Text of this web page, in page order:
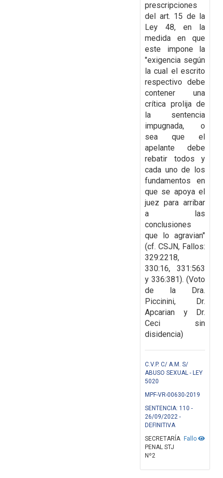
prescripciones
del art. 15 de la
Ley 48, en la
medida en que
este impone la
"exigencia según
la cual el escrito
respectivo debe
contener una
crítica prolija de
la sentencia
impugnada, o
sea que el
apelante debe
rebatir todos y
cada uno de los
fundamentos en
que se apoya el
juez para arribar
a las
conclusiones
que lo agravian"
(cf. CSJN, Fallos:
329:2218,
330:16, 331:563
y 336:381). (Voto
de la Dra.
Piccinini, Dr.
Apcarian y Dr.
Ceci sin
disidencia)
C.V.P. C/ A.M. S/
ABUSO SEXUAL - LEY
5020
MPF-VR-00630-2019
SENTENCIA: 110 -
26/09/2022 -
DEFINITIVA
Fallo
SECRETARÍA
PENAL STJ
Nº2